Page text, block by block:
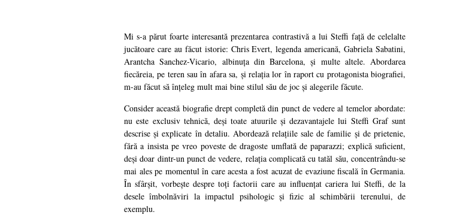
Mi s-a părut foarte interesantă prezentarea contrastivă a lui Steffi față de celelalte
jucătoare care au făcut istorie: Chris Evert, legenda americană, Gabriela Sabatini,
Arantcha Sanchez-Vicario, albinuța din Barcelona, și multe altele. Abordarea
fiecăreia, pe teren sau în afara sa, și relația lor în raport cu protagonista biografiei,
m-au făcut să înțeleg mult mai bine stilul său de joc și alegerile făcute.
Consider această biografie drept completă din punct de vedere al temelor abordate:
nu este exclusiv tehnică, deși toate atuurile și dezavantajele lui Steffi Graf sunt
descrise și explicate în detaliu. Abordează relațiile sale de familie și de prietenie,
fără a insista pe vreo poveste de dragoste umflată de paparazzi; explică suficient,
deși doar dintr-un punct de vedere, relația complicată cu tatăl său, concentrându-se
mai ales pe momentul în care acesta a fost acuzat de evaziune fiscală în Germania.
În sfârșit, vorbește despre toți factorii care au influențat cariera lui Steffi, de la
desele îmbolnăviri la impactul psihologic și fizic al schimbării terenului, de
exemplu.